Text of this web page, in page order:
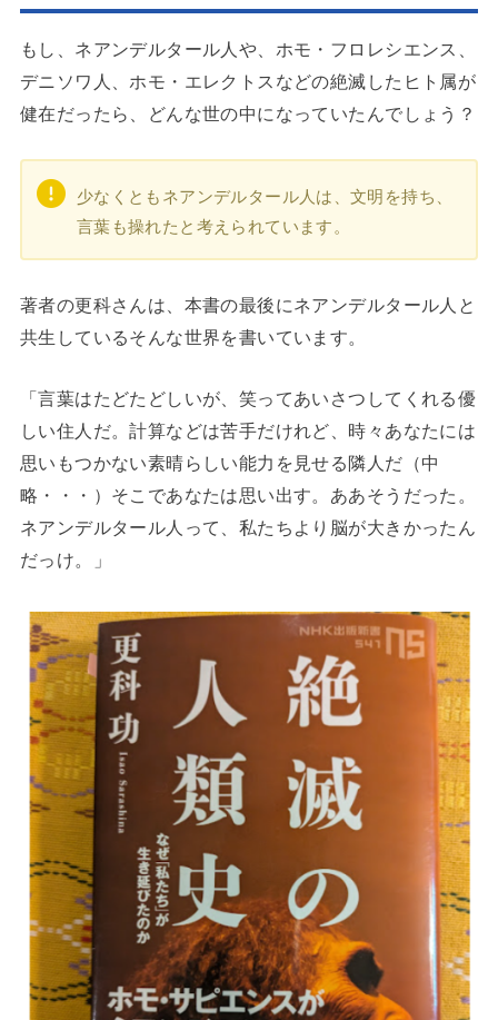
もし、ネアンデルタール人や、ホモ・フロレシエンス、
デニソワ人、ホモ・エレクトスなどの絶滅したヒト属が
健在だったら、どんな世の中になっていたんでしょう？
少なくともネアンデルタール人は、文明を持ち、
言葉も操れたと考えられています。
著者の更科さんは、本書の最後にネアンデルタール人と
共生しているそんな世界を書いています。
「言葉はたどたどしいが、笑ってあいさつしてくれる優
しい住人だ。計算などは苦手だけれど、時々あなたには
思いもつかない素晴らしい能力を見せる隣人だ（中
略・・・）そこであなたは思い出す。ああそうだった。
ネアンデルタール人って、私たちより脳が大きかったん
だっけ。」